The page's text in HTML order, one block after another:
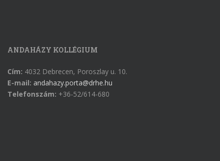
ANDAHÁZY KOLLÉGIUM
Cím: 4032 Debrecen, Poroszlay u. 10.
E-mail: andahazy.porta@drhe.hu
Telefonszám: +36-52/614-680